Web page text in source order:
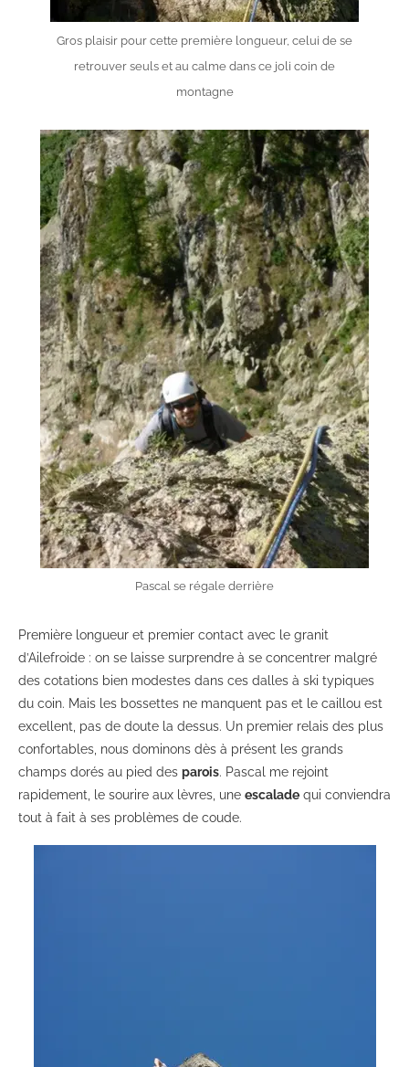
Gros plaisir pour cette première longueur, celui de se
retrouver seuls et au calme dans ce joli coin de
montagne
Pascal se régale derrière
Première longueur et premier contact avec le granit
d’Ailefroide : on se laisse surprendre à se concentrer malgré
des cotations bien modestes dans ces dalles à ski typiques
du coin. Mais les bossettes ne manquent pas et le caillou est
excellent, pas de doute la dessus. Un premier relais des plus
confortables, nous dominons dès à présent les grands
champs dorés au pied des parois. Pascal me rejoint
rapidement, le sourire aux lèvres, une escalade qui conviendra
tout à fait à ses problèmes de coude.